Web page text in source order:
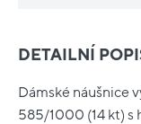
DETAILNÍ
Dámské náušnice
585/1000 (14 kt) s